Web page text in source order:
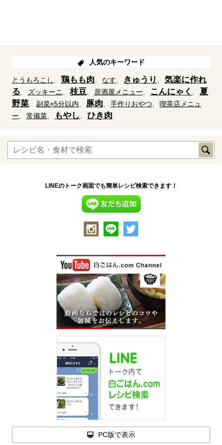
人気のキーワード
とうもろこし 鶏もも肉 なす きゅうり
気楽に作れ
る
ズッキーニ 枝豆 居酒屋メニュー こんにゃく
夏
野菜
副菜×5分以内 豚肉 手作りおやつ
喫茶店メニュ
ー
常備菜 もやし ひき肉
LINEのトーク画面でも簡単レシピ検索できます！
PC版で表示